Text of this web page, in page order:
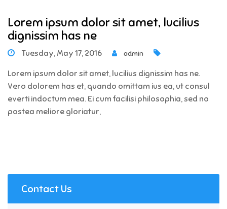
Lorem ipsum dolor sit amet, lucilius
dignissim has ne
Tuesday, May 17, 2016 admin
Lorem ipsum dolor sit amet, lucilius dignissim has ne.
Vero dolorem has et, quando omittam ius ea, ut consul
everti indoctum mea. Ei cum facilisi philosophia, sed no
postea meliore gloriatur,
Contact Us